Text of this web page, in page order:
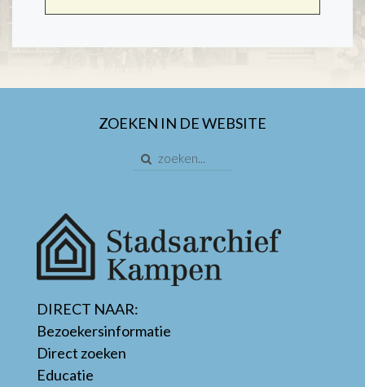
ZOEKEN IN DE WEBSITE
DIRECT NAAR:
Bezoekersinformatie
Direct zoeken
Educatie